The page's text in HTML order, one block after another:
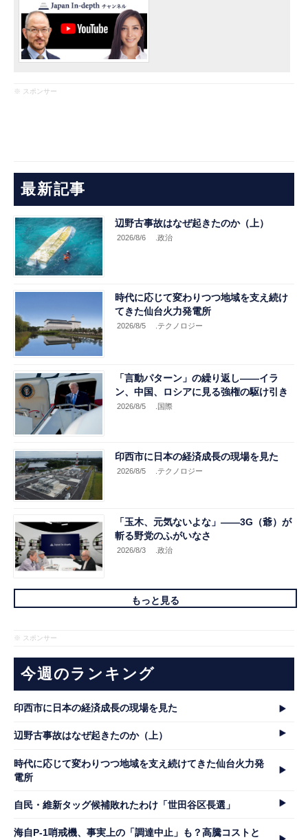
※ スポンサー
最新記事
辺野古事故はなぜ起きたのか（上）
2026/8/6 .政治
時代に応じて変わりつつ地域を支え続け
てきた仙台火力発電所
2026/8/5 .テクノロジー
「言動パターン」の繰り返し――イラ
ン、中国、ロシアに見る強権の駆け引き
2026/8/5 .国際
印西市に日本の経済成長の現場を見た
2026/8/5 .テクノロジー
「玉木、元気ないよな」――3G（爺）が
斬る野党のふがいなさ
2026/8/3 .政治
もっと見る
※ スポンサー
今週のランキング
印西市に日本の経済成長の現場を見た
辺野古事故はなぜ起きたのか（上）
時代に応じて変わりつつ地域を支え続けてきた仙台火力発
電所
自民・維新タッグ候補敗れたわけ「世田谷区長選」
海自P-1哨戒機、事実上の「調達中止」も？高騰コストと